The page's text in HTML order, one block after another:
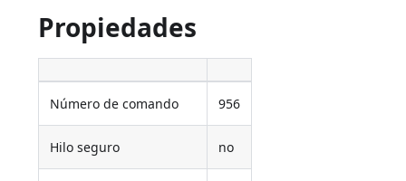
Propiedades
Número de comando 956
Hilo seguro no